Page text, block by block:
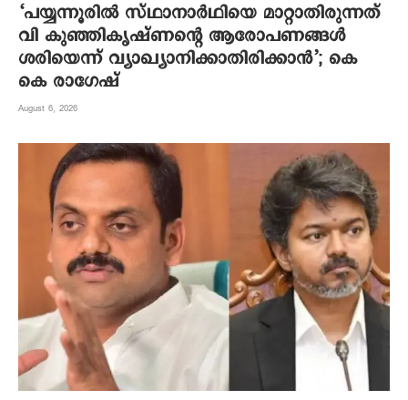
‘പയ്യന്നൂരിൽ സ്ഥാനാർഥിയെ മാറ്റാതിരുന്നത്
വി കുഞ്ഞികൃഷ്ണന്റെ ആരോപണങ്ങൾ
ശരിയെന്ന് വ്യാഖ്യാനിക്കാതിരിക്കാൻ’; കെ
കെ രാഗേഷ്
August 6, 2026